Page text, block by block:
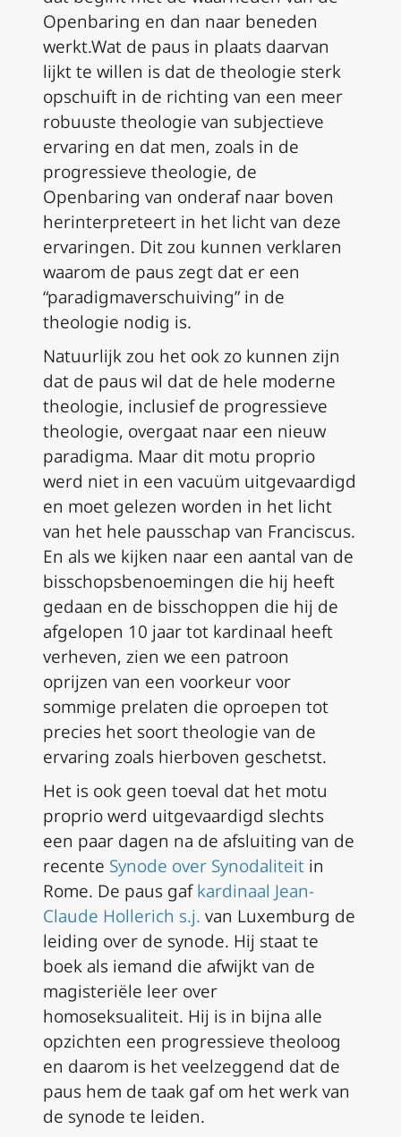
Openbaring en dan naar beneden
werkt.Wat de paus in plaats daarvan
lijkt te willen is dat de theologie sterk
opschuift in de richting van een meer
robuuste theologie van subjectieve
ervaring en dat men, zoals in de
progressieve theologie, de
Openbaring van onderaf naar boven
herinterpreteert in het licht van deze
ervaringen. Dit zou kunnen verklaren
waarom de paus zegt dat er een
“paradigmaverschuiving” in de
theologie nodig is.
Natuurlijk zou het ook zo kunnen zijn
dat de paus wil dat de hele moderne
theologie, inclusief de progressieve
theologie, overgaat naar een nieuw
paradigma. Maar dit motu proprio
werd niet in een vacuüm uitgevaardigd
en moet gelezen worden in het licht
van het hele pausschap van Franciscus.
En als we kijken naar een aantal van de
bisschopsbenoemingen die hij heeft
gedaan en de bisschoppen die hij de
afgelopen 10 jaar tot kardinaal heeft
verheven, zien we een patroon
oprijzen van een voorkeur voor
sommige prelaten die oproepen tot
precies het soort theologie van de
ervaring zoals hierboven geschetst.
Het is ook geen toeval dat het motu
propriowerd uitgevaardigd slechts
een paar dagen na de afsluiting van de
recente Synode over Synodaliteit in
Rome. De paus gafkardinaal Jean-
Claude Hollerich s.j. van Luxemburg de
leiding over de synode. Hij staat te
boek als iemand die afwijkt van de
magisteriële leer over
homoseksualiteit. Hij is in bijna alle
opzichten een progressieve theoloog
en daarom is het veelzeggend dat de
paus hem de taak gaf om het werk van
de synode te leiden.